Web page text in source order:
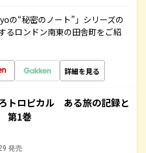
の“秘密のノート”」シリーズの
るロンドン南東の田舎町をご紹
詳細を見る
トロピカル ある旅の記録と
第1巻
発売